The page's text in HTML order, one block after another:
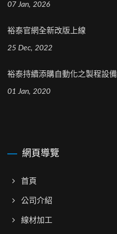
07 Jan, 2026
裕泰官網全新改版上線
25 Dec, 2022
裕泰持續添購自動化之製程設備
01 Jan, 2020
網頁導覽
首頁
公司介紹
線材加工